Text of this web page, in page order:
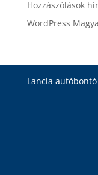
Hozzászólások
WordPress
Lancia